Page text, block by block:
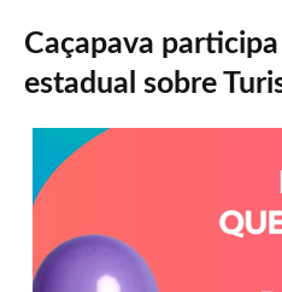
Caçapava
estadual sobre